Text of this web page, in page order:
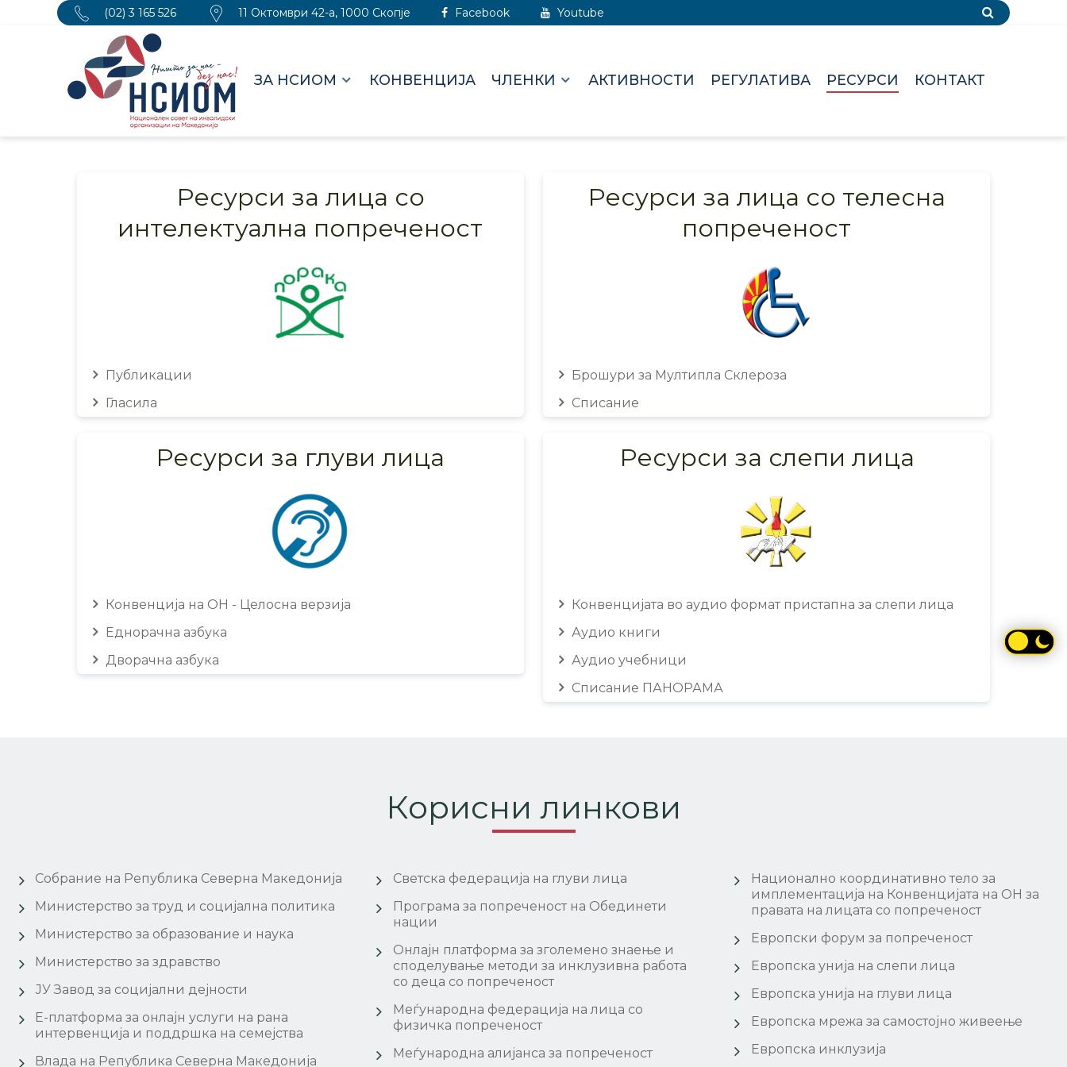
(02) 3 165 526 11 Октомври 42-а, 1000 Скопје Facebook Youtube
ЗА НСИОМ КОНВЕНЦИЈА ЧЛЕНКИ АКТИВНОСТИ РЕГУЛАТИВА РЕСУРСИ КОНТАКТ
Ресурси за лица со
интелектуална попреченост
Публикации
Гласила
Ресурси за лица со телесна
попреченост
Брошури за Мултипла Склерозa
Списание
Ресурси за глуви лица
Конвенција на ОН - Целосна верзија
Еднорачна азбука
Дворачна азбука
Ресурси за слепи лица
Конвенцијата во аудио формат пристапна за слепи лица
Аудио книги
Аудио учебници
Списание ПАНОРАМА
Корисни линкови
Собрание на Република Северна Македонија
Министерство за труд и социјална политика
Министерство за образование и наука
Министерство за здравство
ЈУ Завод за социјални дејности
Е-платформа за онлајн услуги на рана
интервенција и поддршка на семејства
Влада на Република Северна Македонија
Светска федерација на глуви лица
Програма за попреченост на Обединети
нации
Онлајн платформа за зголемено знаење и
споделување методи за инклузивна работа
со деца со попреченост
Меѓународна федерација на лица со
физичка попреченост
Меѓународна алијанса за попреченост
Национално координативно тело за
имплементација на Конвенцијата на ОН за
правата на лицата со попреченост
Европски форум за попреченост
Европска унија на слепи лица
Европска унија на глуви лица
Европска мрежа за самостојно живеење
Европска инклузија